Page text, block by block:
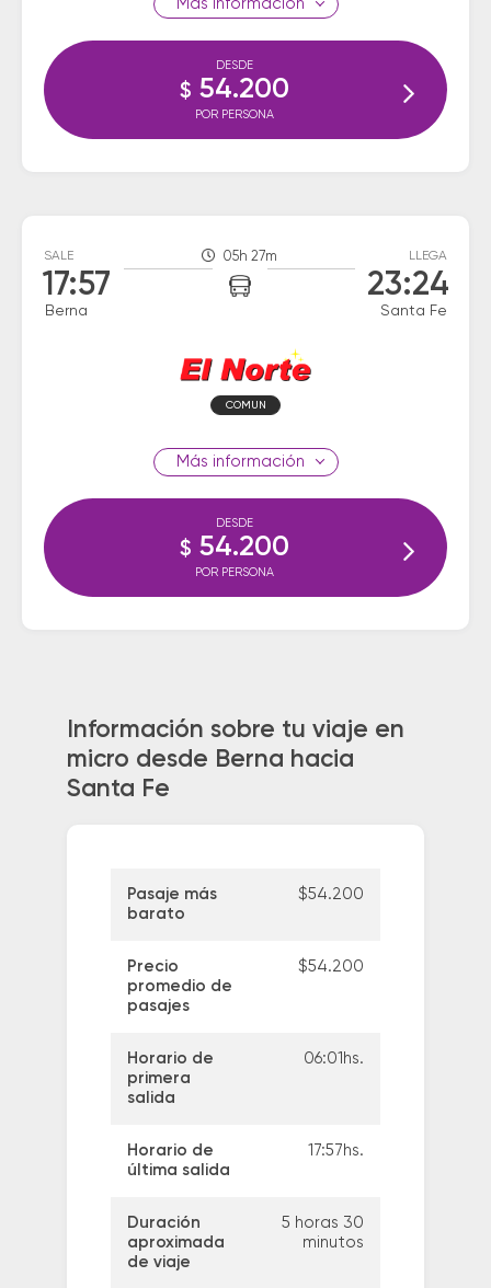
información
DESDE
$ 54.200
POR PERSONA
SALE
17:57
Berna
05h 27m LLEGA
23:24
Santa Fe
COMUN
información
DESDE
$ 54.200
POR PERSONA
Información sobre tu viaje en
micro desde Berna hacia
Santa Fe
Pasaje más
barato
$54.200
Precio
promedio de
pasajes
$54.200
Horario de
primera
salida
06:01hs.
Horario de
última salida
17:57hs.
Duración
aproximada
de viaje
5 horas 30
minutos